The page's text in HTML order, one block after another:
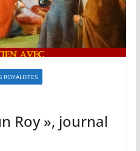
ROYALISTES
Roy », journal